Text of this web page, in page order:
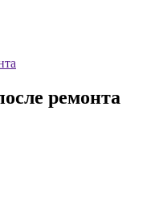
ремонта